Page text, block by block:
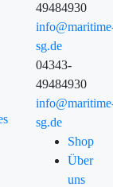
49484930
sg.de
04343-
49484930
sg.de
Shop
Über
uns